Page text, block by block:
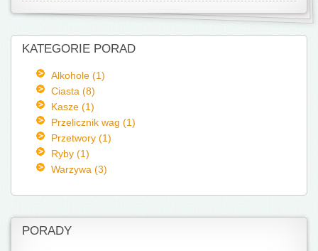
KATEGORIE PORAD
Alkohole (1)
Ciasta (8)
Kasze (1)
Przelicznik wag (1)
Przetwory (1)
Ryby (1)
Warzywa (3)
PORADY